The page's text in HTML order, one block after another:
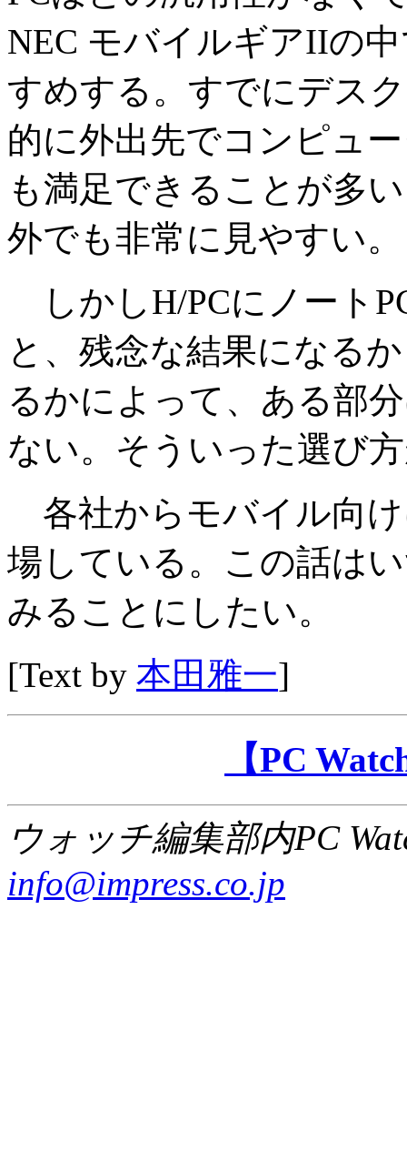
NEC モバイルギアIIの
すめする。すでにデス
的に外出先でコンピュ
も満足できることが多
外でも非常に見やすい。
しかしH/PCにノート
と、残念な結果になる
るかによって、ある部
ない。そういった選び
各社からモバイル向け
場している。この話は
みることにしたい。
[Text by 本田雅一]
【PC
ウォッチ編集部内PC
info@impress.co.jp